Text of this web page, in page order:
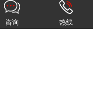
咨询 热线